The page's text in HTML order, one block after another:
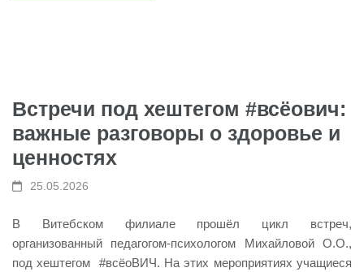
Встречи под хештегом #всёович:
важные разговоры о здоровье и
ценностях
25.05.2026
В Витебском филиале прошёл цикл встреч,
организованный педагогом-психологом Михайловой О.О.,
под хештегом #всёоВИЧ. На этих мероприятиях учащиеся